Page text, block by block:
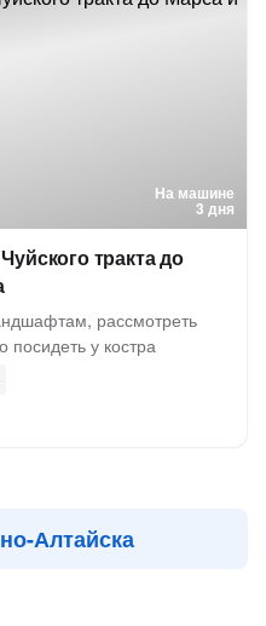
На машине
3 дня
тракта до
рассмотреть
посидеть у костра
Алтайска